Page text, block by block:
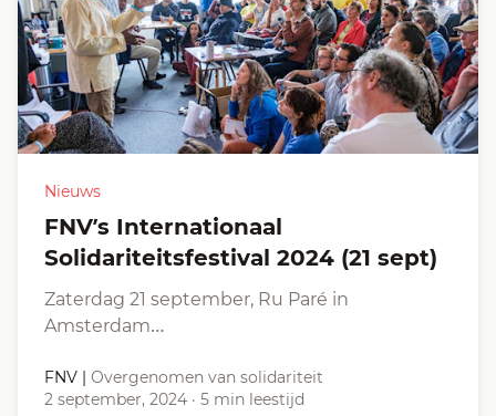
Nieuws
FNV’s Internationaal
Solidariteitsfestival 2024 (21 sept)
Zaterdag 21 september, Ru Paré in
Amsterdam…
FNV | Overgenomen van solidariteit
2 september, 2024 · 5 min leestijd